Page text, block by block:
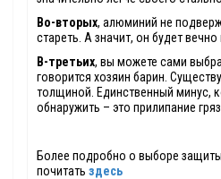
Во-вторых, алюминий не
стареть. А значит, он будет
В-третьих, вы можете сами
говорится хозяин барин.
толщиной. Единственный минус,
обнаружить – это прилипание
Более подробно о выборе
почитать здесь